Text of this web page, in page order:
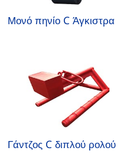
Μονό πηνίο C Άγκιστρα
Γάντζος C διπλού ρολού